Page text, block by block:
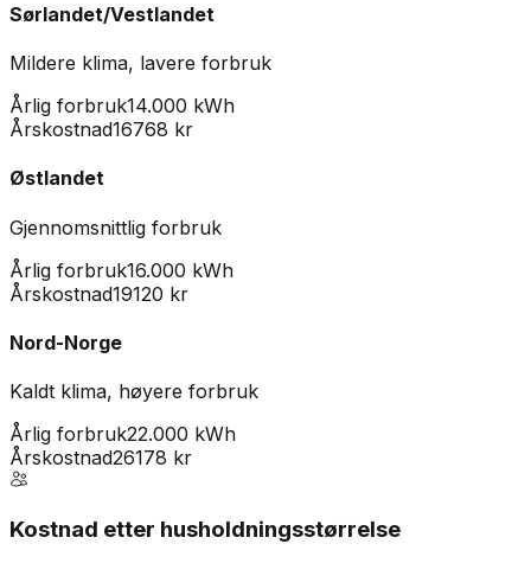
Sørlandet/Vestlandet
Mildere klima, lavere forbruk
Årlig forbruk14.000 kWh
Årskostnad16768 kr
Østlandet
Gjennomsnittlig forbruk
Årlig forbruk16.000 kWh
Årskostnad19120 kr
Nord-Norge
Kaldt klima, høyere forbruk
Årlig forbruk22.000 kWh
Årskostnad26178 kr
Kostnad etter husholdningsstørrelse